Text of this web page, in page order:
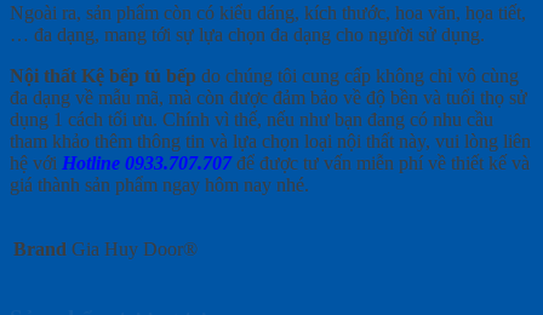
Ngoài ra, sản phẩm còn có kiểu dáng, kích thước, hoa văn, họa tiết,
… đa dạng, mang tới sự lựa chọn đa dạng cho người sử dụng.
Nội thất Kệ bếp tủ bếp do chúng tôi cung cấp không chỉ vô cùng
đa dạng về mẫu mã, mà còn được đảm bảo về độ bền và tuổi thọ sử
dụng 1 cách tối ưu. Chính vì thế, nếu như bạn đang có nhu cầu
tham khảo thêm thông tin và lựa chọn loại nội thất này, vui lòng liên
hệ với Hotline 0933.707.707để được tư vấn miễn phí về thiết kế và
giá thành sản phẩm ngay hôm nay nhé.
Brand Gia Huy Door®